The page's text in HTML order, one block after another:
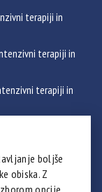
terapiji in
terapiji in
terapiji in
boljše
obiska. Z
opcije